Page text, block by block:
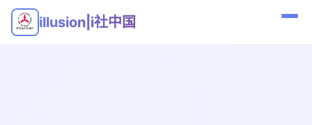
illusion|i社中国